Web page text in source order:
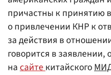
причастны к принятию
о привлечении КНР к
за действия в
говорится в
насайтекитайского